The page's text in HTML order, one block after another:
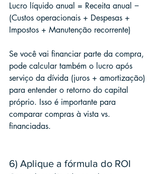
Lucro líquido anual = Receita anual −
(Custos operacionais + Despesas +
Impostos + Manutenção recorrente)
Se você vai financiar parte da compra,
pode calcular também o lucro após
serviço da dívida (juros + amortização)
para entender o retorno do capital
próprio. Isso é importante para
comparar compras à vista vs.
financiadas.
6) Aplique a fórmula do ROI